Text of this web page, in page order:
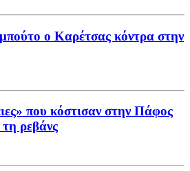
ο Καρέτσας κόντρα στην
που κόστισαν στην Πάφος
ρεβάνς